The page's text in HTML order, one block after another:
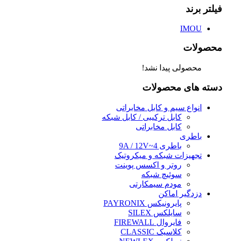
فیلتر برند
IMOU
محصولات
محصولی پیدا نشد!
دسته های محصولات
انواع سیم و کابل مخابراتی
کابل ترکیبی / کابل شبکه
کابل مخابراتی
باطری
باطری 4~9A / 12V
تجهیزات شبکه و میکروتیک
روتر و اکسس پوینت
سوئیچ شبکه
مودم سیمکارتی
دزدگیر اماکن
پایرونیکس PAYRONIX
سایلکس SILEX
فایروال FIREWALL
کلاسیک CLASSIC